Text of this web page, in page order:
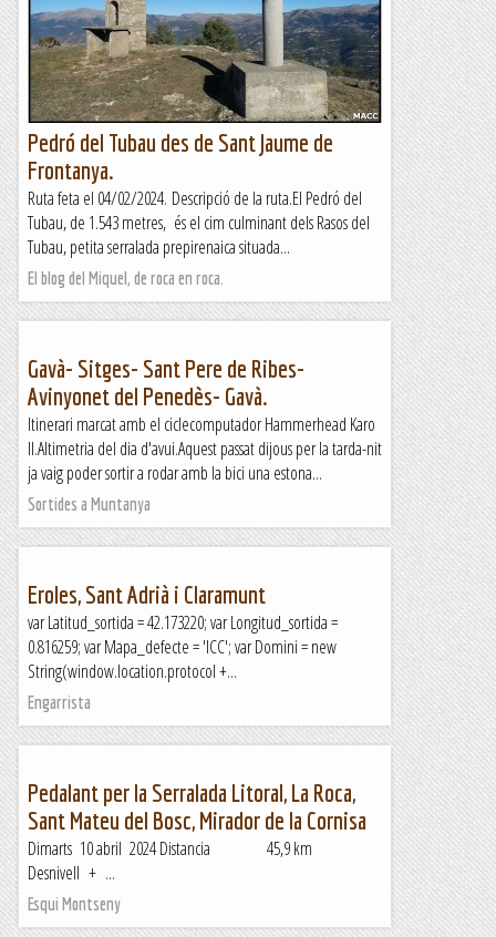
Pedró del Tubau des de Sant Jaume de
Frontanya.
Ruta feta el 04/02/2024. Descripció de la ruta.El Pedró del
Tubau, de 1.543 metres, és el cim culminant dels Rasos del
Tubau, petita serralada prepirenaica situada...
El blog del Miquel, de roca en roca.
Gavà- Sitges- Sant Pere de Ribes-
Avinyonet del Penedès- Gavà.
Itinerari marcat amb el ciclecomputador Hammerhead Karo
II.Altimetria del dia d'avui.Aquest passat dijous per la tarda-nit
ja vaig poder sortir a rodar amb la bici una estona...
Sortides a Muntanya
Eroles, Sant Adrià i Claramunt
var Latitud_sortida = 42.173220; var Longitud_sortida =
0.816259; var Mapa_defecte = 'ICC'; var Domini = new
String(window.location.protocol +...
Engarrista
Pedalant per la Serralada Litoral, La Roca,
Sant Mateu del Bosc, Mirador de la Cornisa
Dimarts 10 abril 2024 Distancia 45,9 km
Desnivell + ...
Esqui Montseny